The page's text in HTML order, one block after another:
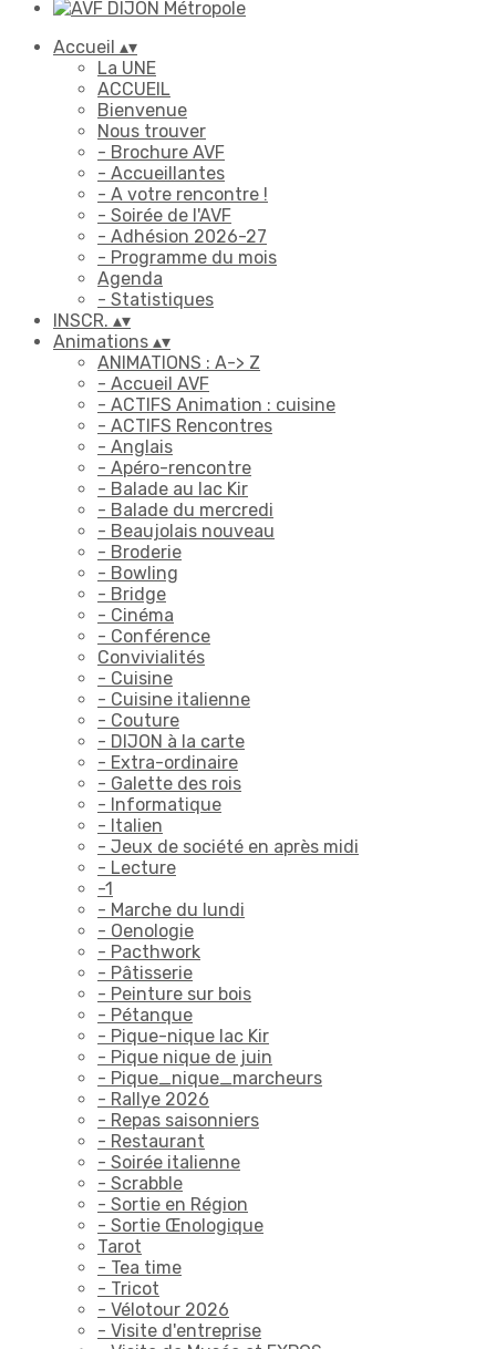
Accueil ▴▾
La UNE
ACCUEIL
Bienvenue
Nous trouver
- Brochure AVF
- Accueillantes
- A votre rencontre !
- Soirée de l'AVF
- Adhésion 2026-27
- Programme du mois
Agenda
- Statistiques
INSCR. ▴▾
Animations ▴▾
ANIMATIONS : A-> Z
- Accueil AVF
- ACTIFS Animation : cuisine
- ACTIFS Rencontres
- Anglais
- Apéro-rencontre
- Balade au lac Kir
- Balade du mercredi
- Beaujolais nouveau
- Broderie
- Bowling
- Bridge
- Cinéma
- Conférence
Convivialités
- Cuisine
- Cuisine italienne
- Couture
- DIJON à la carte
- Extra-ordinaire
- Galette des rois
- Informatique
- Italien
- Jeux de société en après midi
- Lecture
-1
- Marche du lundi
- Oenologie
- Pacthwork
- Pâtisserie
- Peinture sur bois
- Pétanque
- Pique-nique lac Kir
- Pique nique de juin
- Pique_nique_marcheurs
- Rallye 2026
- Repas saisonniers
- Restaurant
- Soirée italienne
- Scrabble
- Sortie en Région
- Sortie Œnologique
Tarot
- Tea time
- Tricot
- Vélotour 2026
- Visite d'entreprise